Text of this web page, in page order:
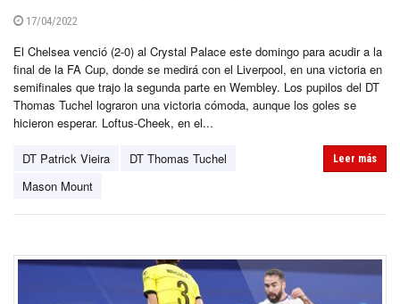
17/04/2022
El Chelsea venció (2-0) al Crystal Palace este domingo para acudir a la
final de la FA Cup, donde se medirá con el Liverpool, en una victoria en
semifinales que trajo la segunda parte en Wembley. Los pupilos del DT
Thomas Tuchel lograron una victoria cómoda, aunque los goles se
hicieron esperar. Loftus-Cheek, en el...
DT Patrick Vieira
DT Thomas Tuchel
Mason Mount
Leer más